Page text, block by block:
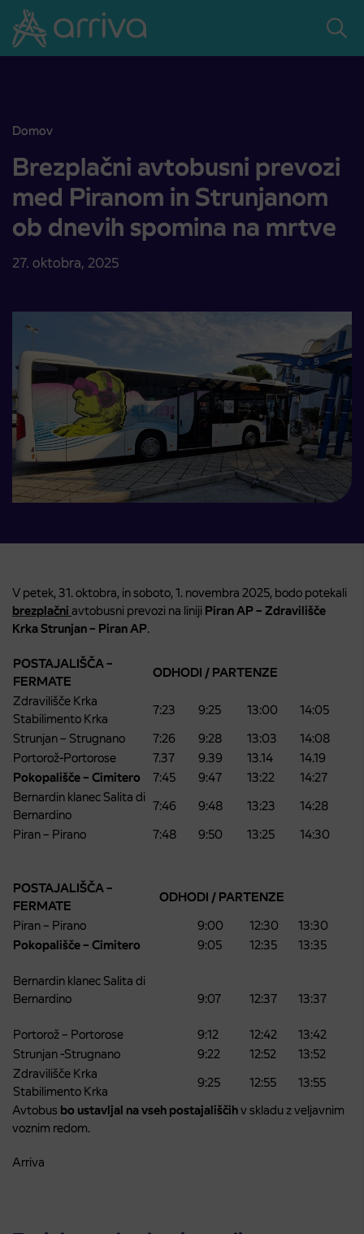
Skoči na vsebino
Domov
Brezplačni avtobusni prevozi med Piranom in Strunjanom ob
Brezplačni avtobusni prevozi
med Piranom in Strunjanom
ob dnevih spomina na mrtve
27. oktobra, 2025
V petek, 31. oktobra, in soboto, 1. novembra 2025, bodo potekali
brezplačni avtobusni prevozi na liniji Piran AP – Zdravilišče
Krka Strunjan – Piran AP.
POSTAJALIŠČA –
FERMATE
ODHODI / PARTENZE
Zdravilišče Krka
Stabilimento Krka
7:23 9:25 13:00
14:05
Strunjan – Strugnano
7:26 9:28 13:03
14:08
Portorož-Portorose
7.37 9.39 13.14
14.19
Pokopališče – Cimitero
7:45 9:47 13:22
14:27
Bernardin klanec Salita di
Bernardino
7:46 9:48 13:23
14:28
Piran – Pirano
7:48 9:50 13:25 14:30
POSTAJALIŠČA –
FERMATE
ODHODI / PARTENZE
Piran – Pirano
9:00 12:30
13:30
Pokopališče – Cimitero
9:05 12:35 13:35
Bernardin klanec Salita di
Bernardino
9:07 12:37 13:37
Portorož – Portorose 9:12 12:42
13:42
Strunjan -Strugnano
9:22 12:52
13:52
Zdravilišče Krka
Stabilimento Krka
9:25 12:55
13:55
Avtobus bo ustavljal na vseh postajališčihv skladu z veljavnim
voznim redom.
Arriva